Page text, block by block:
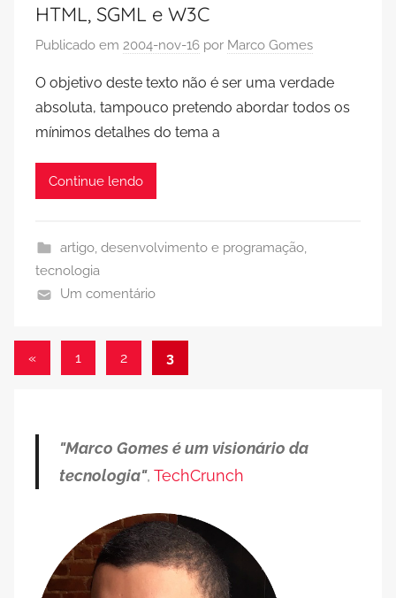
HTML, SGML e W3C
Publicado em 2004-nov-16 por Marco Gomes
O objetivo deste texto não é ser uma verdade
absoluta, tampouco pretendo abordar todos os
mínimos detalhes do tema a
Continue lendo
artigo, desenvolvimento e programação,
tecnologia
Um comentário
Paginação
«Post
1 2 3
"Marco Gomes é um visionário da
tecnologia", TechCrunch